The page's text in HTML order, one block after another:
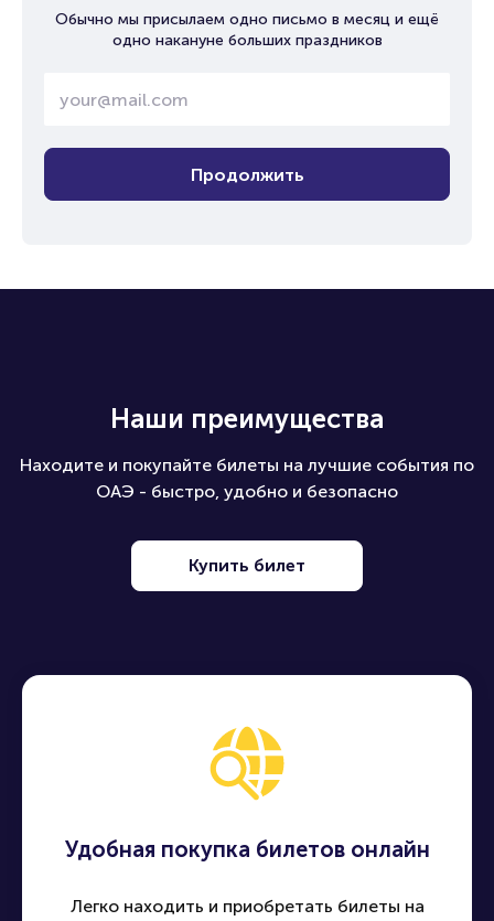
Обычно мы присылаем одно письмо в месяц и ещё
одно накануне больших праздников
Продолжить
Наши преимущества
Находите и покупайте билеты на лучшие события по
ОАЭ - быстро, удобно и безопасно
Купить билет
Удобная покупка билетов онлайн
Легко находить и приобретать билеты на